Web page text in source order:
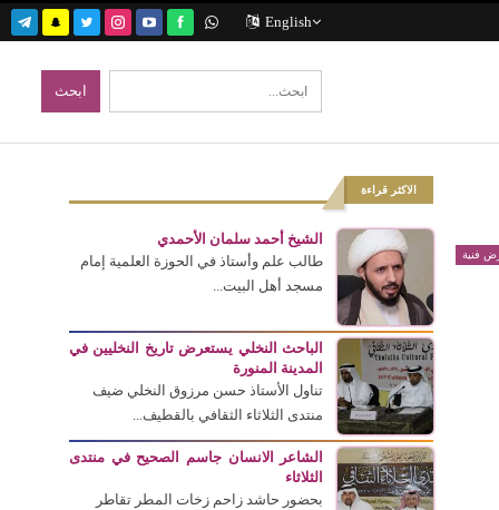
English
فنية
الاكثر قراءة
الشيخ أحمد سلمان الأحمدي
طالب علم وأستاذ في الحوزة العلمية إمام
مسجد أهل البيت...
الباحث النخلي يستعرض تاريخ النخليين في
المدينة المنورة
تناول الأستاذ حسن مرزوق النخلي ضيف
منتدى الثلاثاء الثقافي بالقطيف...
الشاعر الانسان جاسم الصحيح في منتدى
الثلاثاء
بحضور حاشد زاحم زخات المطر تقاطر